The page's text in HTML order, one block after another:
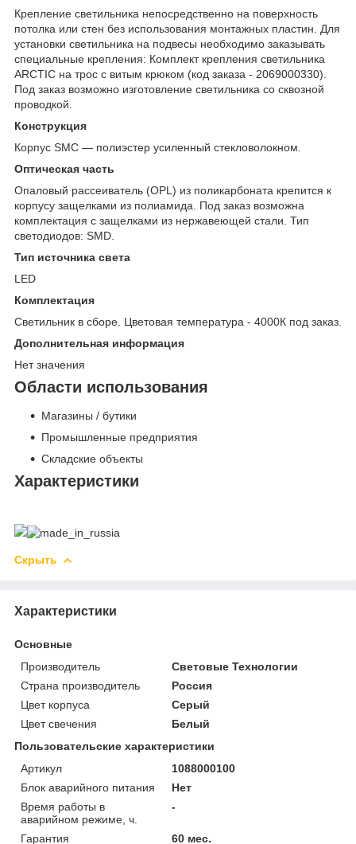
Крепление светильника непосредственно на поверхность
потолка или стен без использования монтажных пластин. Для
установки светильника на подвесы необходимо заказывать
специальные крепления: Комплект крепления светильника
ARCTIC на трос с витым крюком (код заказа - 2069000330).
Под заказ возможно изготовление светильника со сквозной
проводкой.
Конструкция
Корпус SMC — полиэстер усиленный стекловолокном.
Оптическая часть
Опаловый рассеиватель (OPL) из поликарбоната крепится к
корпусу защелками из полиамида. Под заказ возможна
комплектация с защелками из нержавеющей стали. Тип
светодиодов: SMD.
Тип источника света
LED
Комплектация
Светильник в сборе. Цветовая температура - 4000К под заказ.
Дополнительная информация
Нет значения
Области использования
Магазины / бутики
Промышленные предприятия
Складские объекты
Характеристики
Скрыть
Характеристики
Основные
Производитель
Световые Технологии
Страна производитель
Россия
Цвет корпуса
Серый
Цвет свечения
Белый
Пользовательские характеристики
Артикул
1088000100
Блок аварийного питания
Нет
Время работы в
аварийном режиме, ч.
-
Гарантия 60 мес.